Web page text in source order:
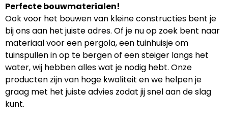
Perfecte bouwmaterialen!
Ook voor het bouwen van kleine constructies bent je
bij ons aan het juiste adres. Of je nu op zoek bent naar
materiaal voor een pergola, een tuinhuisje om
tuinspullen in op te bergen of een steiger langs het
water, wij hebben alles wat je nodig hebt. Onze
producten zijn van hoge kwaliteit en we helpen je
graag met het juiste advies zodat jij snel aan de slag
kunt.